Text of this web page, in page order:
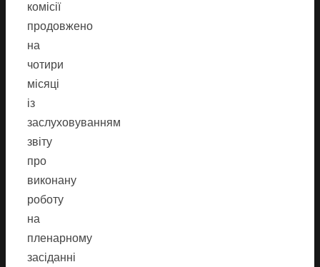
комісії
продовжено
на
чотири
місяці
із
заслуховуванням
звіту
про
виконану
роботу
на
пленарному
засіданні